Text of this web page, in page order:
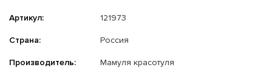
Артикул: 121973
Страна: Россия
Производитель: Мамуля красотуля